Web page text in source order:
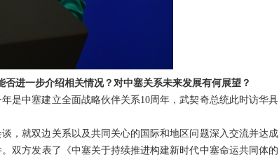
进一步介绍相关情况？对中塞关系未来发展有何展望？
是中塞建立全面战略伙伴关系10周年，武契奇总统此时访华具
，就双边关系以及共同关心的国际和地区问题深入交流并达成
双方发表了《中塞关于持续推进构建新时代中塞命运共同体的